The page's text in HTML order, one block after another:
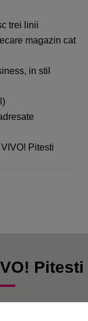
trei linii
magazin cat
in stil
Pitesti
Pitesti